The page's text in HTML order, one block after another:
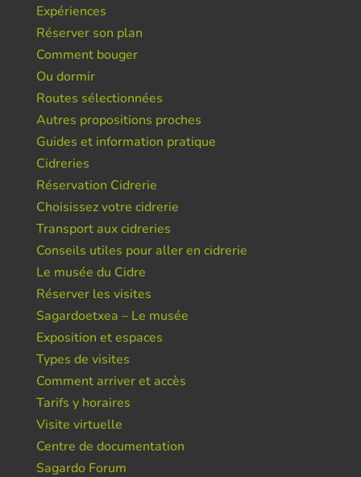
Expériences
Réserver son plan
Comment bouger
Ou dormir
Routes sélectionnées
Autres propositions proches
Guides et information pratique
Cidreries
Réservation Cidrerie
Choisissez votre cidrerie
Transport aux cidreries
Conseils utiles pour aller en cidrerie
Le musée du Cidre
Réserver les visites
Sagardoetxea – Le musée
Exposition et espaces
Types de visites
Comment arriver et accès
Tarifs y horaires
Visite virtuelle
Centre de documentation
Sagardo Forum